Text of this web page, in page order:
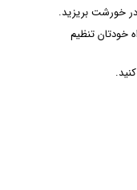
خورشت بریزید.
تنظیم